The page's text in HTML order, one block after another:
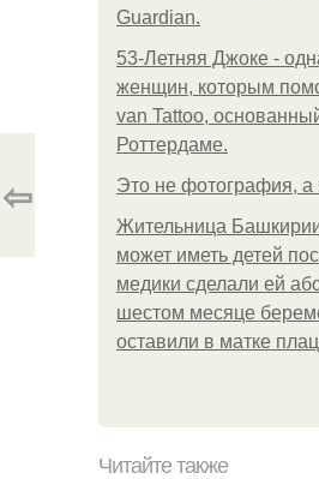
Guardian.
53-Летняя Джоке -
женщин, которым
van Tattoo,
Роттердаме.
Это не фотография, а
Жительница
может иметь детей
медики сделали ей
шестом месяце
оставили в матке
⇦
Читайте также